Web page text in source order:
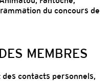
du concours de
MEMBRES
contacts personnels,